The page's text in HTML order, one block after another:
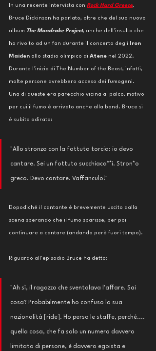
In una recente intervista con Rock Hard Greece,
Bruce Dickinson ha parlato, oltre che del suo nuovo
album The Mandrake Project, anche dell'insulto che
ha rivolto ad un fan durante il concerto degli Iron
Maiden allo stadio olimpico di Atene nel 2022.
Durante l'inizio di The Number of the Beast, infatti,
molte persone avrebbero acceso dei fumogeni.
Una di queste era parecchio vicina al palco, motivo
per cui il fumo è arrivato anche alla band. Bruce si
è subito adirato:
"Allo stronzo con la fottuta torcia: io devo
cantare. Sei un fottuto succhiaca**i. Stron*o
greco. Devo cantare. Vaffanculo!"
Dopodiché il cantante è brevemente uscito dalla
scena sperando che il fumo sparisse, per poi
continuare a cantare (andando però fuori tempo).
Riguardo all'episodio Bruce ha detto:
"Ah sì, il ragazzo che sventolava l'affare. Sai
cosa? Probabilmente ho confuso la sua
nazionalità [ride]. Ho perso le staffe, perché....
quella cosa, che fa solo un numero davvero
limitato di persone, è davvero egoista e